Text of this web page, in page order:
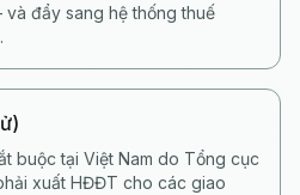
đẩy sang hệ thống thuế
buộc tại Việt Nam do Tổng cục
xuất HĐĐT cho các giao